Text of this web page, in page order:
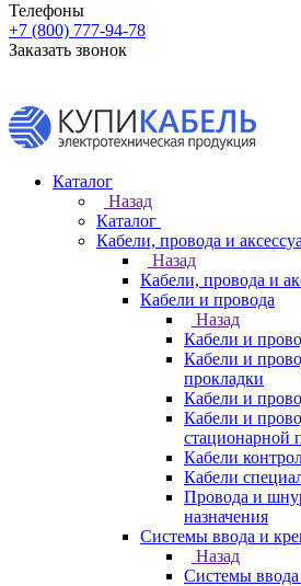
Телефоны
+7 (800) 777-94-78
Заказать звонок
Каталог
Назад
Каталог
Кабели, провода и
Назад
Кабели, провода и
Кабели и провода
Назад
Кабели и
Кабели и
прокладки
Кабели и
Кабели и
стационарной
Кабели
Кабели
Провода и
назначения
Системы ввода и
Назад
Системы ввода